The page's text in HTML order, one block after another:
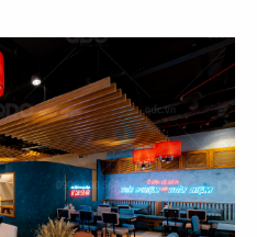
78
HẢI SẢN HOÀNG GIA
CN Nguyễn Văn Linh - Q.7